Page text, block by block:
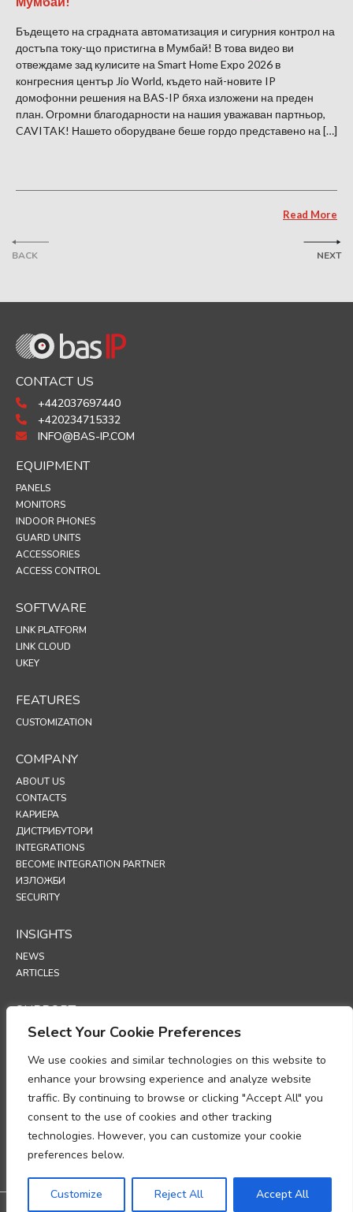
Select Your Cookie Preferences
We use cookies and similar technologies on this website to
enhance your browsing experience and analyze website
traffic. By continuing to browse or clicking "Accept All" you
consent to the use of cookies and other tracking
technologies. However, you can customize your cookie
preferences below.
Customize Reject All Accept All
BACK
Бъдещето на сградната автоматизация и сигурния контрол на
достъпа току-що пристигна в Мумбай! В това видео ви
отвеждаме зад кулисите на Smart Home Expo 2026 в
конгресния център Jio World, където най-новите IP
домофонни решения на BAS-IP бяха изложени на преден
план. Огромни благодарности на нашия уважаван партньор,
CAVITAK! Нашето оборудване беше гордо представено на […]
Read More
NEXT
CONTACT US
+442037697440
+420234715332
INFO@BAS-IP.COM
EQUIPMENT
PANELS
MONITORS
INDOOR PHONES
GUARD UNITS
ACCESSORIES
ACCESS CONTROL
SOFTWARE
LINK PLATFORM
LINK CLOUD
UKEY
FEATURES
CUSTOMIZATION
COMPANY
ABOUT US
CONTACTS
КАРИЕРА
ДИСТРИБУТОРИ
INTEGRATIONS
BECOME INTEGRATION PARTNER
ИЗЛОЖБИ
SECURITY
INSIGHTS
NEWS
ARTICLES
SUPPORT
TECHNICAL PORTAL
POLICIES
ПОЛИТИКА ЗА ПОВЕРИТЕЛНОСТ
ПОЛИТИКА ЗА ИЗПОЛЗВАНЕ НА „БИСКВИТКИ“ (COOKIES)
МЕМОРАНДУМ ОТНОСНО СПАЗВАНЕТО НА ИЗИСКВАНИЯТА ЗА
ОБРАБОТКА НА ЛИЧНИ ДАННИ
ДОПЪЛНЕНИЕ ЗА ОБРАБОТКА НА ДАННИ